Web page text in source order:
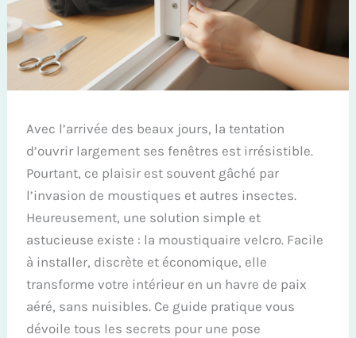
Avec l’arrivée des beaux jours, la tentation
d’ouvrir largement ses fenêtres est irrésistible.
Pourtant, ce plaisir est souvent gâché par
l’invasion de moustiques et autres insectes.
Heureusement, une solution simple et
astucieuse existe : la moustiquaire velcro. Facile
à installer, discrète et économique, elle
transforme votre intérieur en un havre de paix
aéré, sans nuisibles. Ce guide pratique vous
dévoile tous les secrets pour une pose